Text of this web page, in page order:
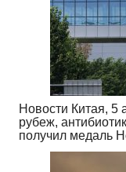
Новости Китая, 5
рубеж,
получил медаль